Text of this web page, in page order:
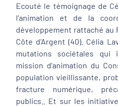
Ecouté le témoignage de
l’animation et de la
développement rattaché au
Côte d’Argent (40). Célia
mutations sociétales qui
mission d’animation du
population vieillissante,
fracture numérique,
publics.. Et sur les